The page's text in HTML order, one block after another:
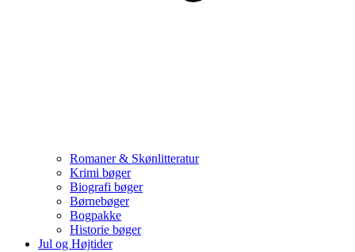
Romaner & Skønlitteratur
Krimi bøger
Biografi bøger
Børnebøger
Bogpakke
Historie bøger
Jul og Højtider